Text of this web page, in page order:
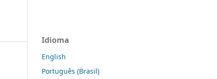
Idioma
English
Português (Brasil)